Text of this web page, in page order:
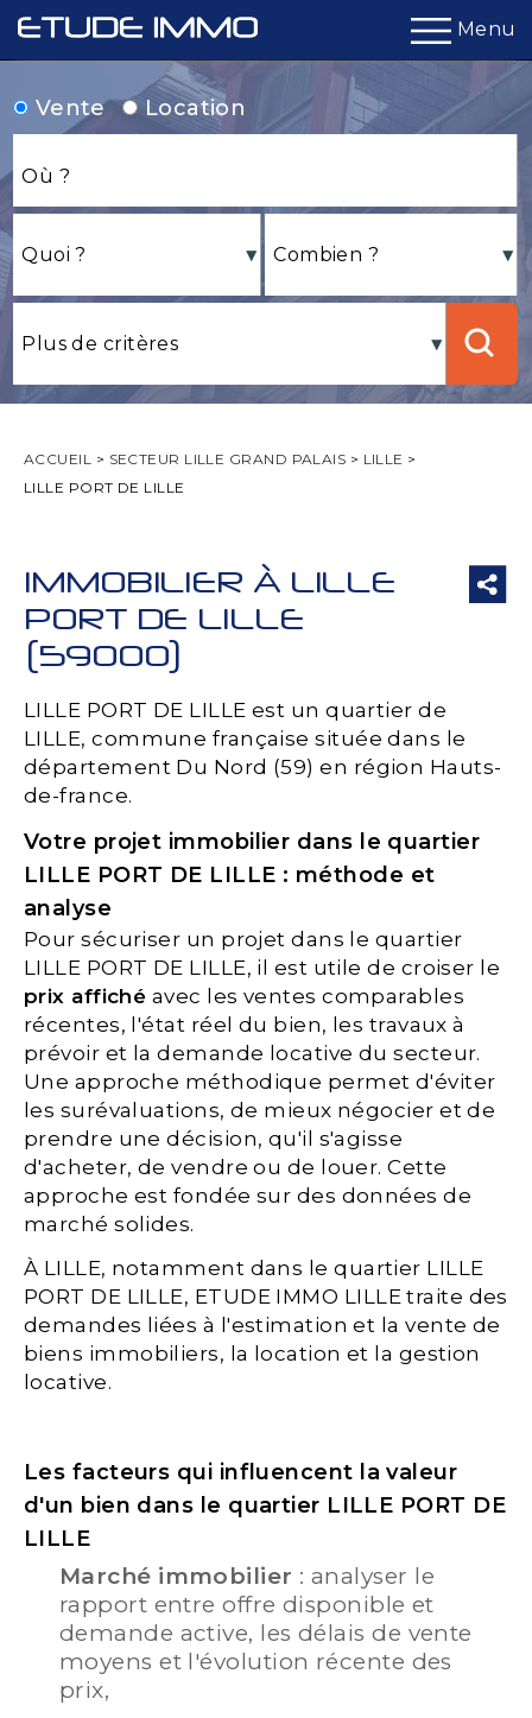
Menu
Vente Location
ACCUEIL > SECTEUR LILLE GRAND PALAIS > LILLE >
LILLE PORT DE LILLE
IMMOBILIER À LILLE
PORT DE LILLE
(59000)
LILLE PORT DE LILLE est un quartier de
LILLE, commune française située dans le
département Du Nord (59) en région Hauts-
de-france.
Votre projet immobilier dans le quartier
LILLE PORT DE LILLE : méthode et
analyse
Pour sécuriser un projet dans le quartier
LILLE PORT DE LILLE, il est utile de croiser le
prix affiché avec les ventes comparables
récentes, l'état réel du bien, les travaux à
prévoir et la demande locative du secteur.
Une approche méthodique permet d'éviter
les surévaluations, de mieux négocier et de
prendre une décision, qu'il s'agisse
d'acheter, de vendre ou de louer. Cette
approche est fondée sur des données de
marché solides.
À LILLE, notamment dans le quartier LILLE
PORT DE LILLE, ETUDE IMMO LILLE traite des
demandes liées à l'estimation et la vente de
biens immobiliers, la location et la gestion
locative.
Les facteurs qui influencent la valeur
d'un bien dans le quartier LILLE PORT DE
LILLE
Marché immobilier : analyser le
rapport entre offre disponible et
demande active, les délais de vente
moyens et l'évolution récente des
prix,